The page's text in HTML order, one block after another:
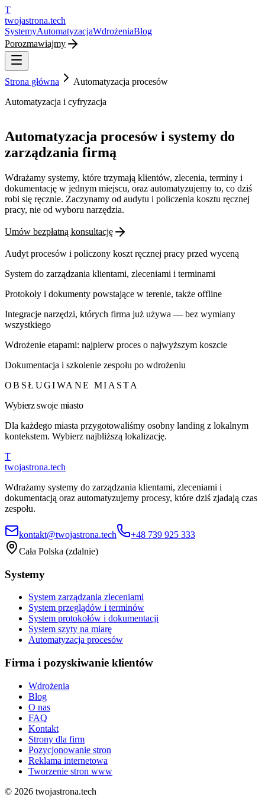
T
twojastrona.tech
SystemyAutomatyzacjaWdrożeniaBlog
Porozmawiajmy
Strona główna
Automatyzacja procesów
Automatyzacja i cyfryzacja
Automatyzacja procesów i systemy do
zarządzania firmą
Wdrażamy systemy, które trzymają klientów, zlecenia, terminy i
dokumentację w jednym miejscu, oraz automatyzujemy to, co dziś
robi się ręcznie. Zaczynamy od audytu i policzenia kosztu ręcznej
pracy, nie od wyboru narzędzia.
Umów bezpłatną konsultację
Audyt procesów i policzony koszt ręcznej pracy przed wyceną
System do zarządzania klientami, zleceniami i terminami
Protokoły i dokumenty powstające w terenie, także offline
Integracje narzędzi, których firma już używa — bez wymiany
wszystkiego
Wdrożenie etapami: najpierw proces o najwyższym koszcie
Dokumentacja i szkolenie zespołu po wdrożeniu
OBSŁUGIWANE MIASTA
Wybierz swoje miasto
Dla każdego miasta przygotowaliśmy osobny landing z lokalnym
kontekstem. Wybierz najbliższą lokalizację.
T
twojastrona.tech
Wdrażamy systemy do zarządzania klientami, zleceniami i
dokumentacją oraz automatyzujemy procesy, które dziś zjadają czas
zespołu.
kontakt@twojastrona.tech
+48 739 925 333
Cała Polska (zdalnie)
Systemy
System zarządzania zleceniami
System przeglądów i terminów
System protokołów i dokumentacji
System szyty na miarę
Automatyzacja procesów
Firma i pozyskiwanie klientów
Wdrożenia
Blog
O nas
FAQ
Kontakt
Strony dla firm
Pozycjonowanie stron
Reklama internetowa
Tworzenie stron www
© 2026 twojastrona.tech